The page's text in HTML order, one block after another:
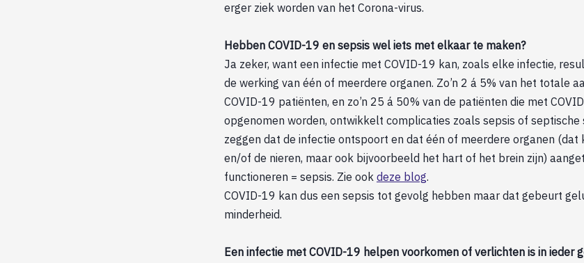
erger ziek worden van het Corona-virus.
Hebben COVID-19 en sepsis wel iets met elkaar te maken?
Ja zeker, want een infectie met COVID-19 kan, zoals elke infectie,
de werking van één of meerdere organen. Zo’n 2 á 5% van het totale
COVID-19 patiënten, en zo’n 25 á 50% van de patiënten die met
opgenomen worden, ontwikkelt complicaties zoals sepsis of septische
zeggen dat de infectie ontspoort en dat één of meerdere organen (dat
en/of de nieren, maar ook bijvoorbeeld het hart of het brein zijn)
functioneren = sepsis. Zie ook deze blog.
COVID-19 kan dus een sepsis tot gevolg hebben maar dat gebeurt
minderheid.
Een infectie met COVID-19 helpen voorkomen of verlichten is in ieder